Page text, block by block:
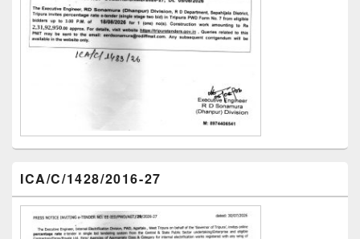
ICA/C/1428/2016-27